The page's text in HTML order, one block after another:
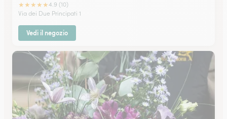
★★★★★4.9 (10)
Via dei Due Principati 1
Vedi il negozio